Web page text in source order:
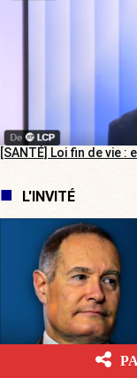
[SANTÉ] Loi fin de vie
L'INVITÉ